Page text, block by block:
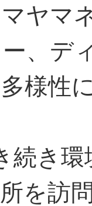
ヤマ
、デ
様性
き環
を訪